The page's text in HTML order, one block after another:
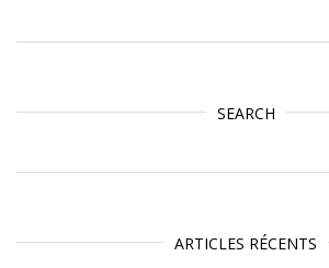
SEARCH
ARTICLES RÉCENTS